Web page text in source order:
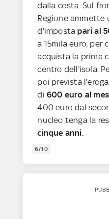
dalla costa. Sul
Regione ammette
d'imposta pari al
a 15mila euro, per
acquista la prima
centro dell'isola.
poi prevista
di600 euro al
400 euro dal
nucleo tenga la
cinque anni.
6/10